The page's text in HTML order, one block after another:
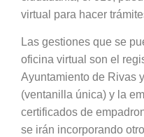
virtual para hacer
Las gestiones que se
oficina virtual son el
Ayuntamiento de Rivas
(ventanilla única) y la
certificados de
se irán incorporando